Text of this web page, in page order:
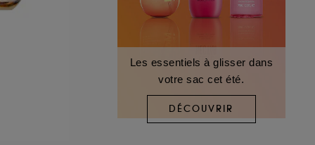
Les essentiels à glisser dans
votre sac cet été.
DÉCOUVRIR
fraudes aux moyens de paiement et les
du site, tel que les cookies
d’accéder à votre compte lors